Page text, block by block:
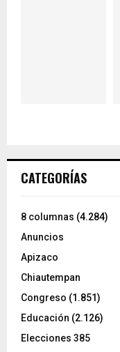
CATEGORÍAS
8 columnas (4.284)
Anuncios
Apizaco
Chiautempan
Congreso (1.851)
Educación (2.126)
Elecciones 385